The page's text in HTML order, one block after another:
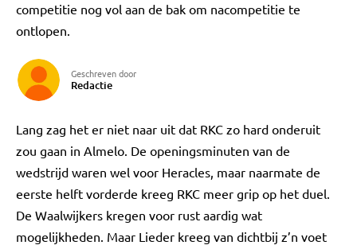
competitie nog vol aan de bak om nacompetitie te
ontlopen.
Geschreven door
Redactie
Lang zag het er niet naar uit dat RKC zo hard onderuit
zou gaan in Almelo. De openingsminuten van de
wedstrijd waren wel voor Heracles, maar naarmate de
eerste helft vorderde kreeg RKC meer grip op het duel.
De Waalwijkers kregen voor rust aardig wat
mogelijkheden. Maar Lieder kreeg van dichtbij z’n voet